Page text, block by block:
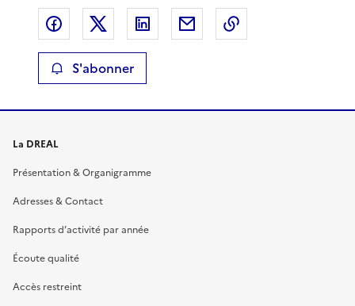
Partager sur Facebook
Partager sur XPartager sur LinkedIn
Partager par email
S'abonner
La DREAL
Présentation & Organigramme
Adresses & Contact
Rapports d’activité par année
Écoute qualité
Accès restreint